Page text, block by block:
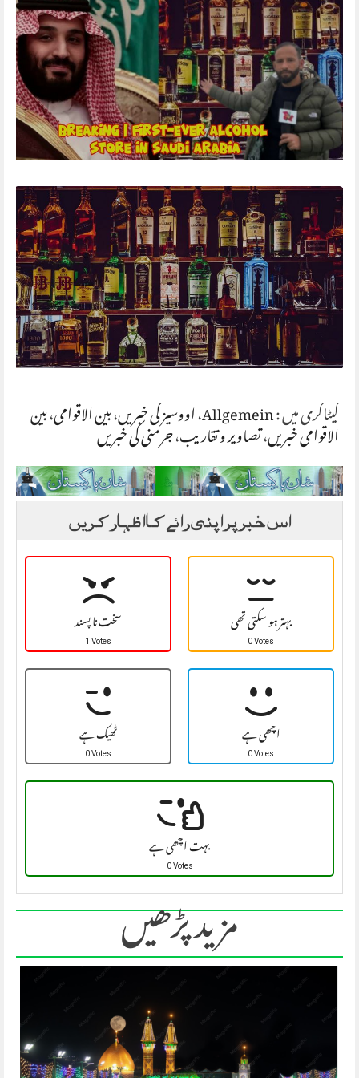
کیٹاگری میں :Allgemein،اووسیز کی خبریں،بین الاقوامی،بین الاقوامی خبریں،تصاویر و تقاریب،جرمنی کی خبریں
اس خبر پر اپنی رائے کا اظہار کریں
سخت نا پسند
1 Votes بہتر ہو سکتی تھی
0 Votes
ٹھیک ہے
0 Votes اچھی ہے
0 Votes
بہت اچھی ہے
0 Votes
مزید پڑھیں